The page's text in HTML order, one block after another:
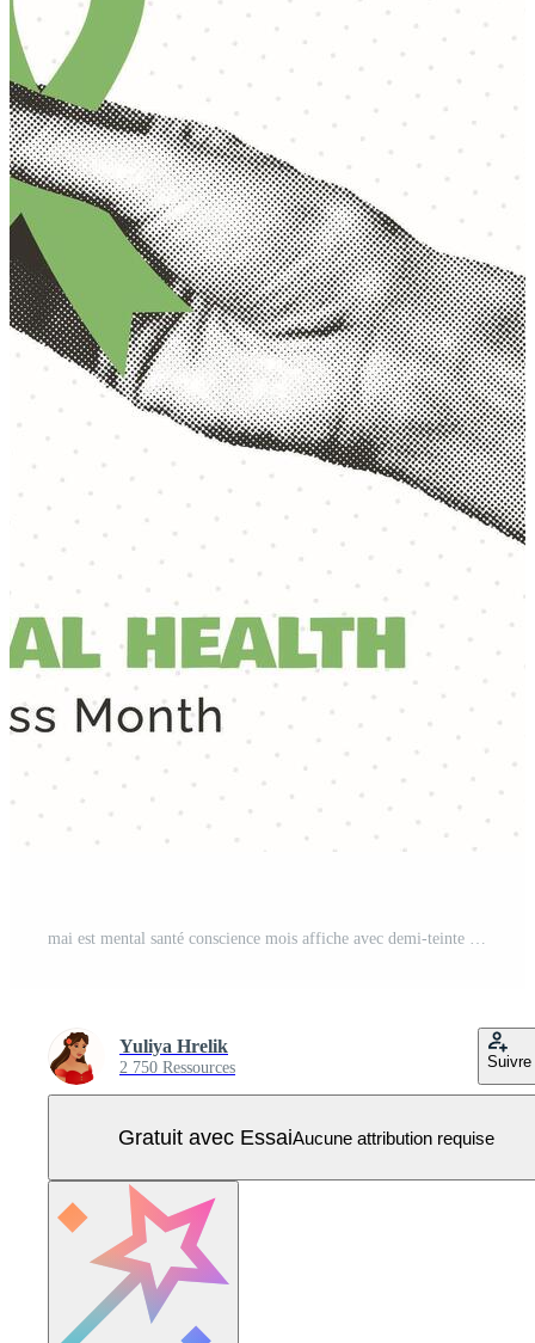
mai est mental santé conscience mois affiche avec demi-teinte main en portant vert ruban. branché ancien carte. illustration avec papier Couper en dehors autocollant pour imprimer, la toile, Info. Vecteur Pro
Yuliya Hrelik
2 750 Ressources Suivre
Gratuit avec EssaiAucune attribution requise